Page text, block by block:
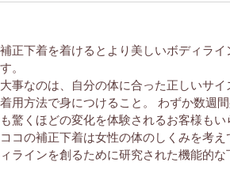
補正下着を着けるとより美しいボディライ
す。
大事なのは、自分の体に合った正しいサ
着用方法で身につけること。 わずか数週
も驚くほどの変化を体験されるお客様もい
ココの補正下着は女性の体のしくみを考
ィラインを創るために研究された機能的な